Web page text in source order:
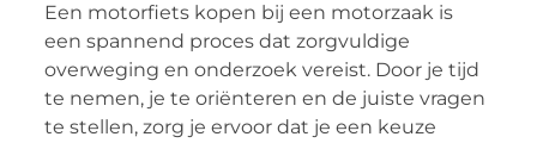
Een motorfiets kopen bij een motorzaak is
een spannend proces dat zorgvuldige
overweging en onderzoek vereist. Door je tijd
te nemen, je te oriënteren en de juiste vragen
te stellen, zorg je ervoor dat je een keuze